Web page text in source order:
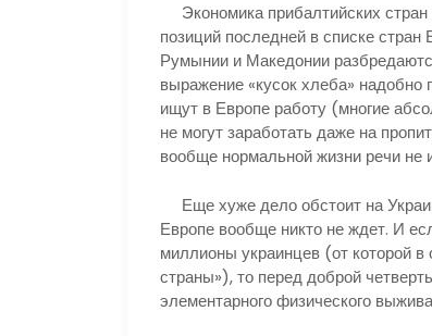
Экономика прибалтийских
позиций последней в списке
Румынии и Македонии
выражение «кусок хлеба»
ищут в Европе работу (многие
не могут заработать даже на
вообще нормальной жизни речи не
Еще хуже дело обстоит на
Европе вообще никто не ждет. И
миллионы украинцев (от которой в
страны»), то перед доброй
элементарного физического